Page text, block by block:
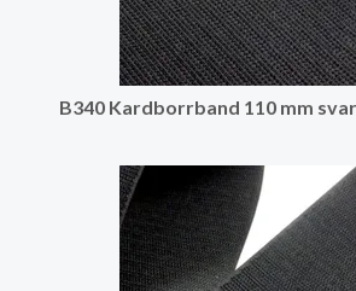
B340 Kardborrband 110 mm